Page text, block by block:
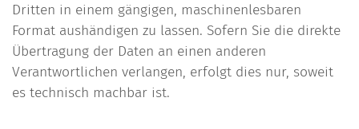
Dritten in einem gängigen, maschinenlesbaren
Format aushändigen zu lassen. Sofern Sie die direkte
Übertragung der Daten an einen anderen
Verantwortlichen verlangen, erfolgt dies nur, soweit
es technisch machbar ist.